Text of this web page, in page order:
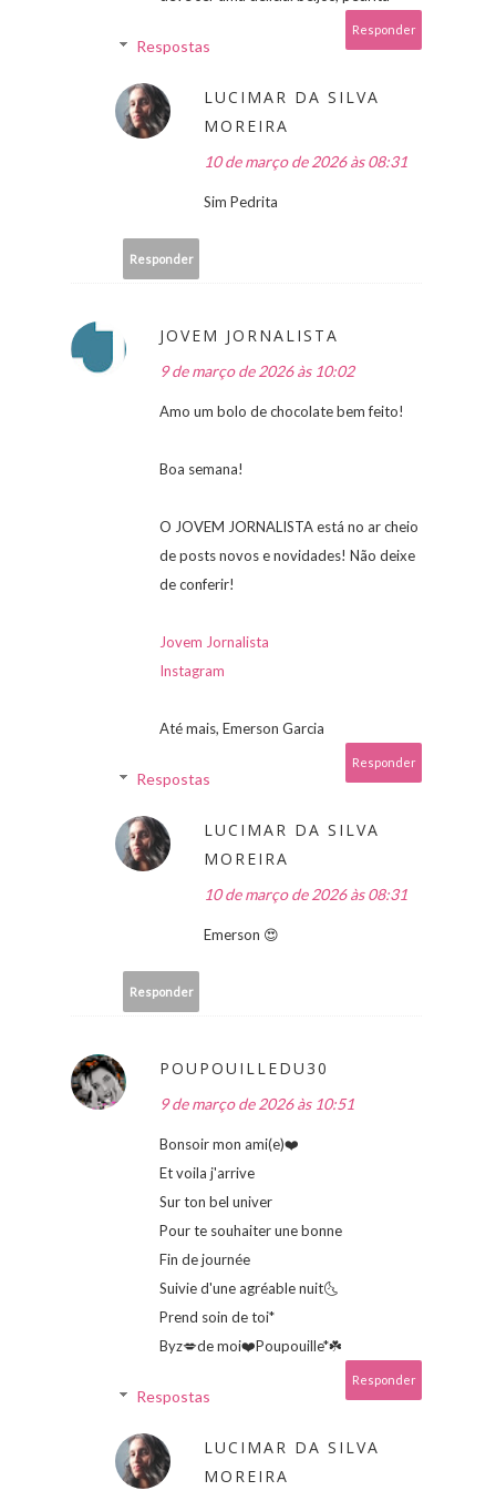
Responder
Respostas
LUCIMAR DA SILVA
MOREIRA
10 de março de 2026 às 08:31
Sim Pedrita
Responder
JOVEM JORNALISTA
9 de março de 2026 às 10:02
Amo um bolo de chocolate bem feito!
Boa semana!
O JOVEM JORNALISTA está no ar cheio
de posts novos e novidades! Não deixe
de conferir!
Jovem Jornalista
Instagram
Até mais, Emerson Garcia
Responder
Respostas
LUCIMAR DA SILVA
MOREIRA
10 de março de 2026 às 08:31
Emerson 😍
Responder
POUPOUILLEDU30
9 de março de 2026 às 10:51
Bonsoir mon ami(e)❤️
Et voila j'arrive
Sur ton bel univer
Pour te souhaiter une bonne
Fin de journée
Suivie d'une agréable nuit🌜
Prend soin de toi*
Byz💋de moi❤️Poupouille*☘️
Responder
Respostas
LUCIMAR DA SILVA
MOREIRA